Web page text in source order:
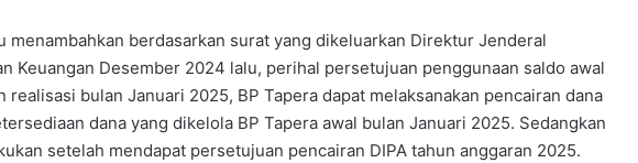
menambahkan berdasarkan surat yang dikeluarkan Direktur Jenderal
Keuangan Desember 2024 lalu, perihal persetujuan penggunaan saldo awal
realisasi bulan Januari 2025, BP Tapera dapat melaksanakan pencairan dana
dana yang dikelola BP Tapera awal bulan Januari 2025. Sedangkan
setelah mendapat persetujuan pencairan DIPA tahun anggaran 2025.